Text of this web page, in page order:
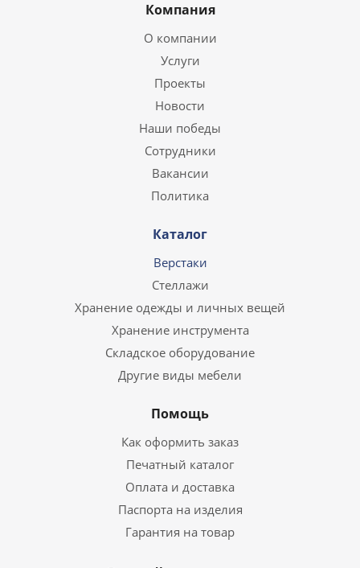
Компания
О компании
Услуги
Проекты
Новости
Наши победы
Сотрудники
Вакансии
Политика
Каталог
Верстаки
Стеллажи
Хранение одежды и личных вещей
Хранение инструмента
Складское оборудование
Другие виды мебели
Помощь
Как оформить заказ
Печатный каталог
Оплата и доставка
Паспорта на изделия
Гарантия на товар